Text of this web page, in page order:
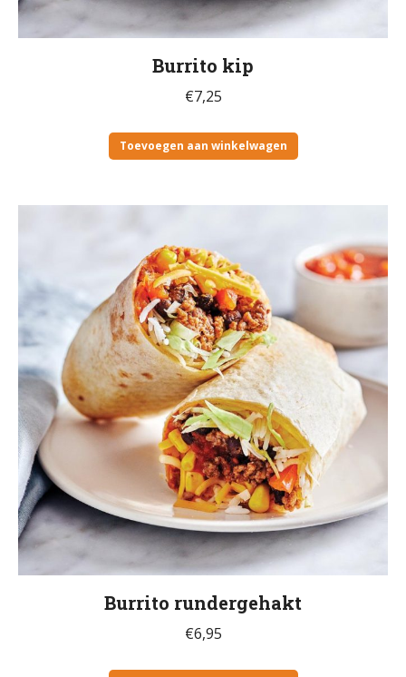
Burrito kip
€7,25
Toevoegen aan winkelwagen
Burrito rundergehakt
€6,95